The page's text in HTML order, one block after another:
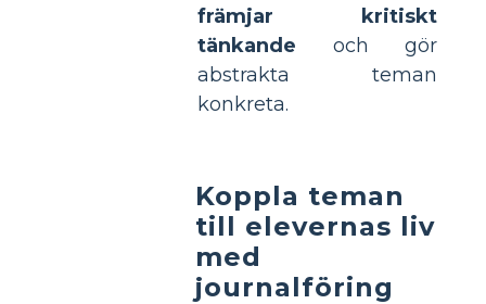
främjar kritiskt
tänkande och gör
abstrakta teman
konkreta.
Koppla teman
till elevernas liv
med
journalföring